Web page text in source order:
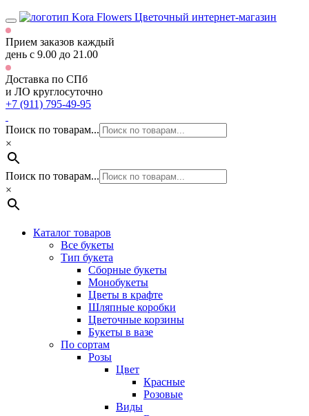
Цветочный интернет-магазин
Прием заказов каждый
день с 9.00 до 21.00
Доставка по СПб
и ЛО круглосуточно
+7 (911) 795-49-95
Поиск по товарам...
×
Поиск по товарам...
×
Каталог товаров
Все букеты
Тип букета
Сборные букеты
Монобукеты
Цветы в крафте
Шляпные коробки
Цветочные корзины
Букеты в вазе
По сортам
Розы
Цвет
Красные
Розовые
Виды